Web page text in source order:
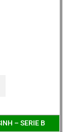
– SERIE B